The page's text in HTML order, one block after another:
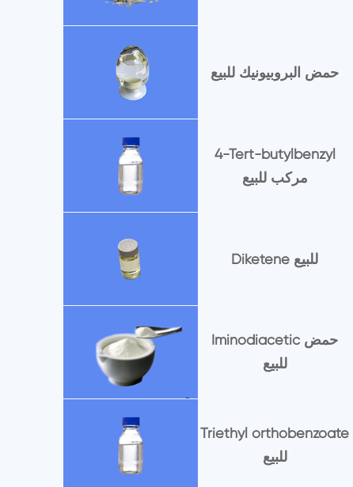
حمض البروبيونيك للبيع
4-Tert-butylbenzyl
مركب للبيع
Diketene للبيع
Iminodiacetic حمض
للبيع
Triethyl orthobenzoate
للبيع